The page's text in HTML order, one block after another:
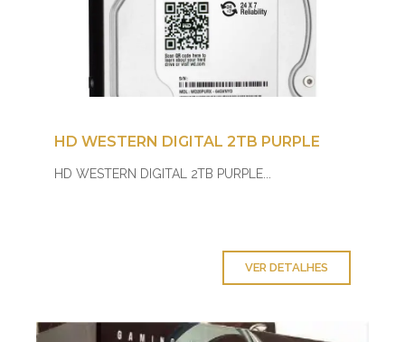
HD WESTERN DIGITAL 2TB PURPLE
HD WESTERN DIGITAL 2TB PURPLE...
VER DETALHES